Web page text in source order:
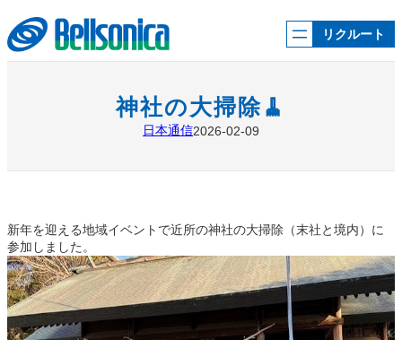
容
を
ス
リクルート
神社の大掃除🧹
日本通信2026-02-09
新年を迎える地域イベントで近所の神社の大掃除（末社と境内）に
参加しました。